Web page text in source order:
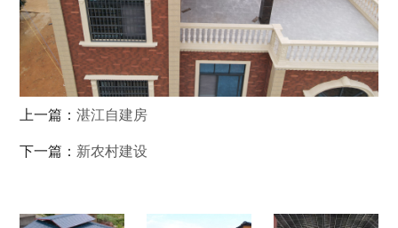
上一篇：湛江自建房
下一篇： 新农村建设